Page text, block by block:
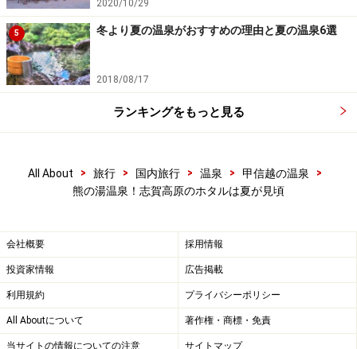
温泉で大切なのは源泉です。源泉を目的に宿に泊ま
る温泉好きにとって、宿が源泉を大切にしていると
分かることは、自分の目的を尊重されている事にも
なります。つまり、温泉好きにとって源泉を大切に
する宿とは、お客様を大切にする宿に他ならないと
感じるのです。
熊の湯ホテルの源泉の看板を見て、私はこの宿こ
そ、本当の温泉好きが愛用すべき宿に違いないと確
に来たのでした。
→次ページでは、名湯の源泉を存分に堪能出来る、
熊の湯ホテルの浴室を紹介します！＞＞＞
※記事内容は執筆時点のものです。最新の内容をご確認くださ
2020/10/29
5 冬より夏の温泉がおすすめの理由と夏の温泉6選
2018/08/17
ランキングをもっと見る
All About > 旅行 > 国内旅行 > 温泉 > 甲信越の温泉
>
熊の湯温泉！志賀高原のホタルは夏が見頃
会社概要 採用情報
投資家情報 広告掲載
利用規約 プライバシーポリシー
All Aboutについて 著作権・商標・免責
当サイトの情報についての注意 サイトマップ